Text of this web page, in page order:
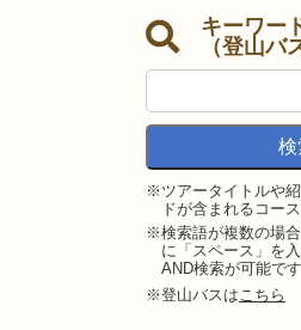
キーワー
（登山バ
※ツアータイトルや
ドが含まれるコー
※検索語が複数の場
に「スペース」を
AND検索が可能です
※登山バスはこちら